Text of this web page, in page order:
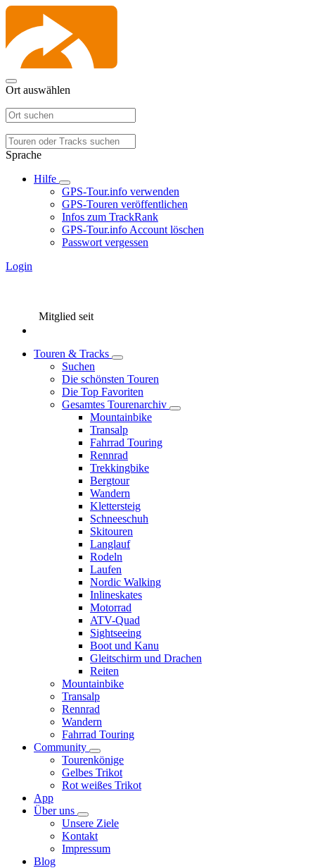
Ort auswählen
Sprache
Hilfe
GPS-Tour.info verwenden
GPS-Touren veröffentlichen
Infos zum TrackRank
GPS-Tour.info Account löschen
Passwort vergessen
Login
Mitglied seit
Touren & Tracks
Suchen
Die schönsten Touren
Die Top Favoriten
Gesamtes Tourenarchiv
Mountainbike
Transalp
Fahrrad Touring
Rennrad
Trekkingbike
Bergtour
Wandern
Klettersteig
Schneeschuh
Skitouren
Langlauf
Rodeln
Laufen
Nordic Walking
Inlineskates
Motorrad
ATV-Quad
Sightseeing
Boot und Kanu
Gleitschirm und Drachen
Reiten
Mountainbike
Transalp
Rennrad
Wandern
Fahrrad Touring
Community
Tourenkönige
Gelbes Trikot
Rot weißes Trikot
App
Über uns
Unsere Ziele
Kontakt
Impressum
Blog